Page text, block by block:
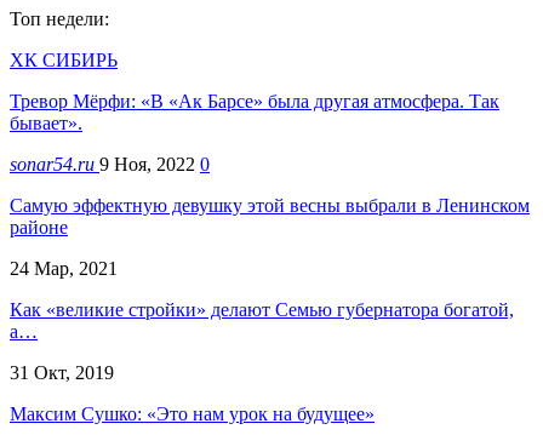
Топ недели:
ХК СИБИРЬ
Тревор Мёрфи: «В «Ак Барсе» была другая атмосфера. Так
бывает».
sonar54.ru 9 Ноя, 2022 0
Самую эффектную девушку этой весны выбрали в Ленинском
районе
24 Мар, 2021
Как «великие стройки» делают Семью губернатора богатой,
а…
31 Окт, 2019
Максим Сушко: «Это нам урок на будущее»